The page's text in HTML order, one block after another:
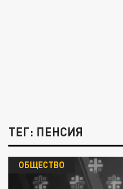
ТЕГ: ПЕНСИЯ
ОБЩЕСТВО